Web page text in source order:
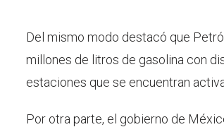
Del mismo modo destacó que
millones de litros de gasolina con
estaciones que se encuentran
Por otra parte, el gobierno de